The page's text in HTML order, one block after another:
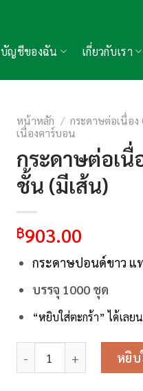
บัญชีของฉัน เกี่ยวกับเรา
หน้าหลัก / กระดาษต่อเนื่อง
เนื่องคาร์บอน
กระดาษต่อเนื่
ชั้น (มีเส้น)
฿903.00
กระดาษปอนด์ขาว แ
บรรจุ 1000 ชุด
“หยิบใส่ตะกร้า” ได้เลย
จำนวน กระดาษต่อเนื่องหยิบ